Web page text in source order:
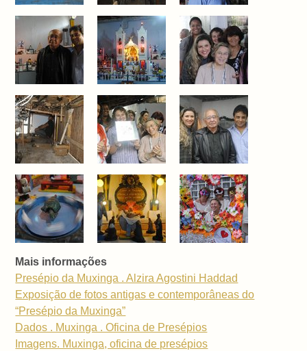
Mais informações
Presépio da Muxinga . Alzira Agostini Haddad
Exposição de fotos antigas e contemporâneas do
“Presépio da Muxinga”
Dados . Muxinga . Oficina de Presépios
Imagens. Muxinga, oficina de presépios